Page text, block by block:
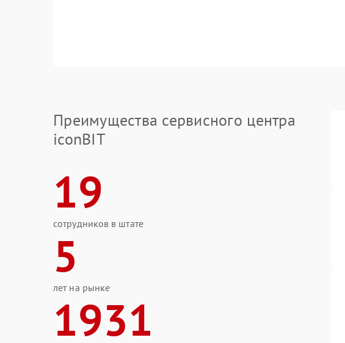
Преимущества сервисного центра
iconBIT
19
сотрудников в штате
5
лет на рынке
1931